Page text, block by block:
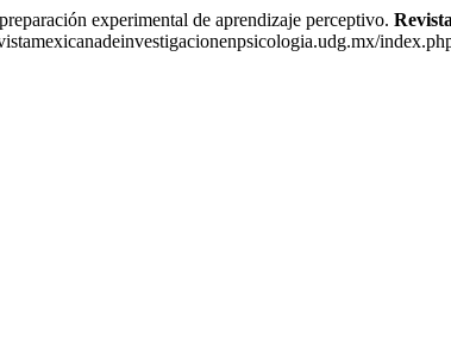
experimental de aprendizaje perceptivo.